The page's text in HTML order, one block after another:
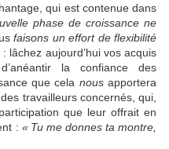
qui est contenue dans
phase de croissance ne
faisons un effort de flexibilité
: lâchez aujourd’hui vos acquis
la confiance des
que cela nousapportera
travailleurs concernés, qui,
que leur offrait en
: « Tu me donnes ta montre,